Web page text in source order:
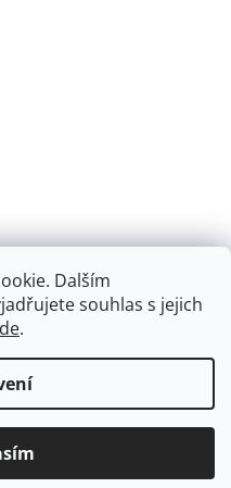
Dalším
souhlas s jejich
.
ZDARMA při nákupu
s.r.o.
Shoptet
. Všechna práva vyhrazena.